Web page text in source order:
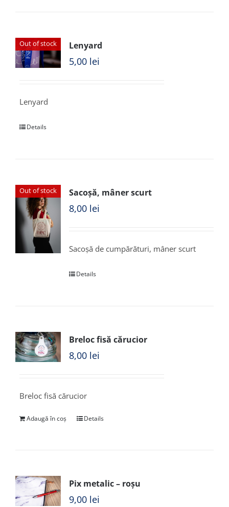
Out of stock Lenyard
5,00 lei
Lenyard
Details
Out of stock Sacoșă, mâner scurt
8,00 lei
Sacoșă de cumpărături, mâner scurt
Details
Breloc fisă cărucior
8,00 lei
Breloc fisă cărucior
Adaugă în coș Details
Pix metalic – roșu
9,00 lei